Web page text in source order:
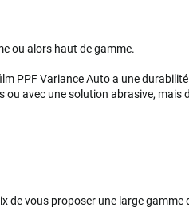
ou alors haut de gamme.
PPF Variance Auto a une
avec une solution abrasive, mais
vous proposer une large gamme